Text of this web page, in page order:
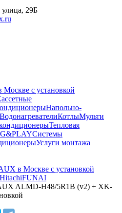
29Б
с установкой
Напольно-
ВодонагревателиКотлыМульти
Тепловая
Системы
Услуги монтажа
в Москве с установкой
HitachiFUNAI
ALMD-H48/5R1B (v2) + XK-